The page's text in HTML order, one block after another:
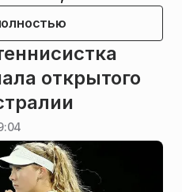
открытого